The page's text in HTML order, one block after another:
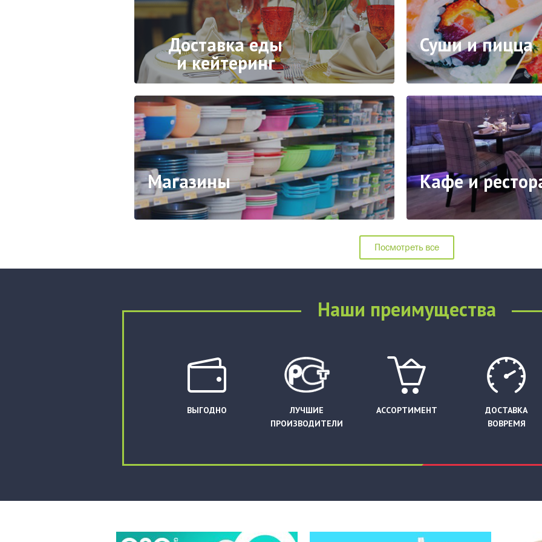
Доставка еды
и кейтеринг
Суши и пицца
Магазины Кафе и
Посмотреть все
Наши преимущества
ВЫГОДНО
ЛУЧШИЕ
ПРОИЗВОДИТЕЛИ
АССОРТИМЕНТ
ДОСТАВКА
ВОВРЕМЯ